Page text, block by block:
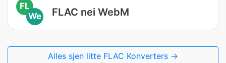
FL
We
FLAC nei WebM
Alles sjen litte FLAC Konverters →